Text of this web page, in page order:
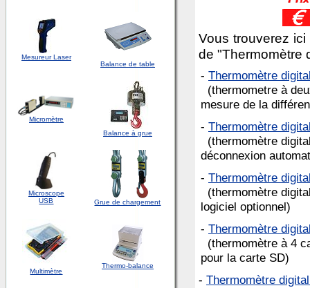
Mesureur Laser
Balance de table
Micromètre
Balance à grue
Microscope
USB
Grue de chargement
Multimètre
Thermo-balance
Vous trouverez
de "Thermomètre
- Thermomètre
(thermometre à
mesure de la
- Thermomètre
(thermomètre
déconnexion
- Thermomètre
(thermomètre
logiciel optionnel)
- Thermomètre
(thermomètre à 4
pour la carte SD)
- Thermomètre